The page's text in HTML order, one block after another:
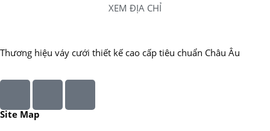
XEM ĐỊA CHỈ
Thương hiệu váy cưới thiết kế cao cấp tiêu chuẩn Châu Âu
Site Map